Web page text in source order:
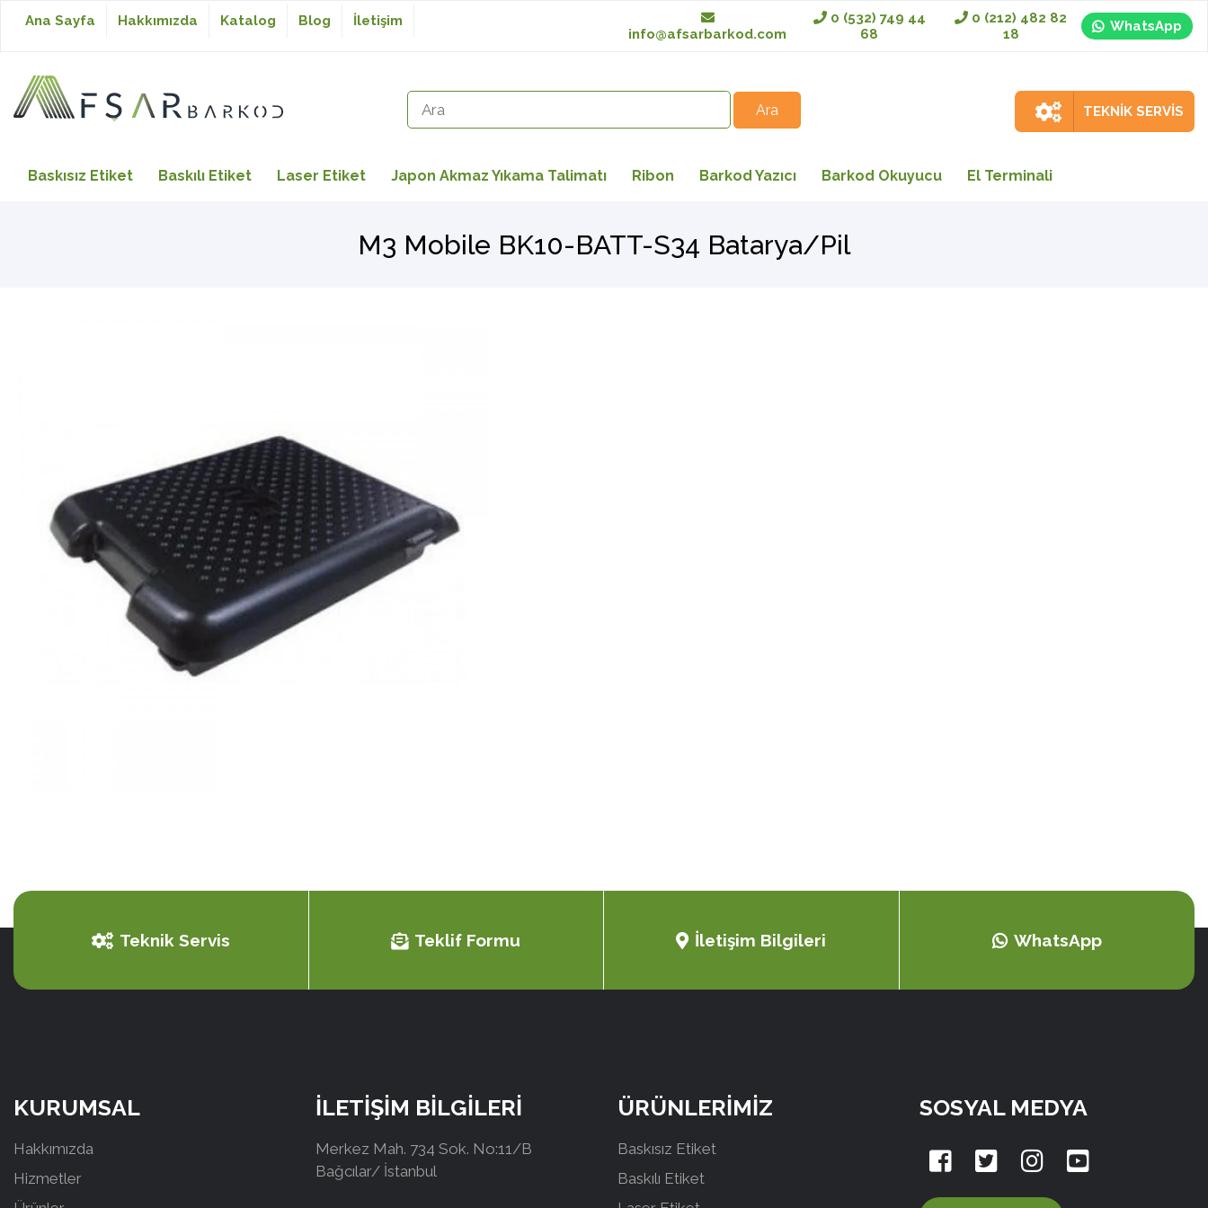
Baskısız Etiket
Barkod Yazıcı
Barkod Okuyucu
Ana Sayfa Hakkımızda Katalog Blog
İletişim
info@afsarbarkod.com
0 (532) 749 44
68
0 (212) 482 82
18
WhatsApp
TEKNİK SERVİS
Baskısız Etiket Baskılı Etiket Laser Etiket Japon Akmaz Yıkama Talimatı Ribon Barkod Yazıcı Barkod Okuyucu El Terminali
M3 Mobile BK10-BATT-S34 Batarya/Pil
Teknik Servis Teklif Formu İletişim Bilgileri WhatsApp
KURUMSAL
Hakkımızda
Hizmetler
İLETİŞİM BİLGİLERİ
Merkez Mah. 734 Sok. No:11/B
Bağcılar/ İstanbul
ÜRÜNLERİMİZ
Baskısız Etiket
Baskılı Etiket
SOSYAL MEDYA